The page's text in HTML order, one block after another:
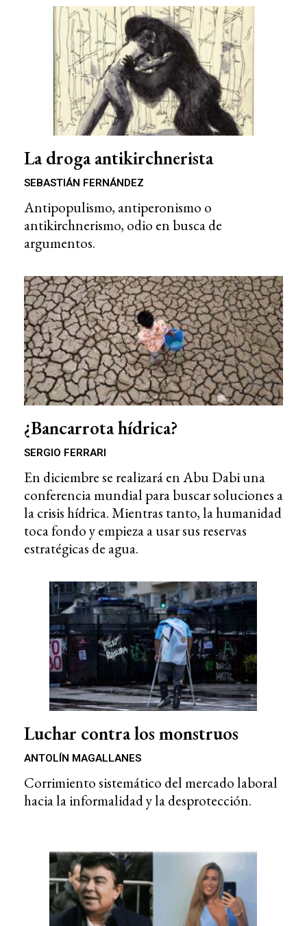
La droga antikirchnerista
SEBASTIÁN FERNÁNDEZ
Antipopulismo, antiperonismo o
antikirchnerismo, odio en busca de
argumentos.
¿Bancarrota hídrica?
SERGIO FERRARI
En diciembre se realizará en Abu Dabi una
conferencia mundial para buscar soluciones a
la crisis hídrica. Mientras tanto, la humanidad
toca fondo y empieza a usar sus reservas
estratégicas de agua.
Luchar contra los monstruos
ANTOLÍN MAGALLANES
Corrimiento sistemático del mercado laboral
hacia la informalidad y la desprotección.